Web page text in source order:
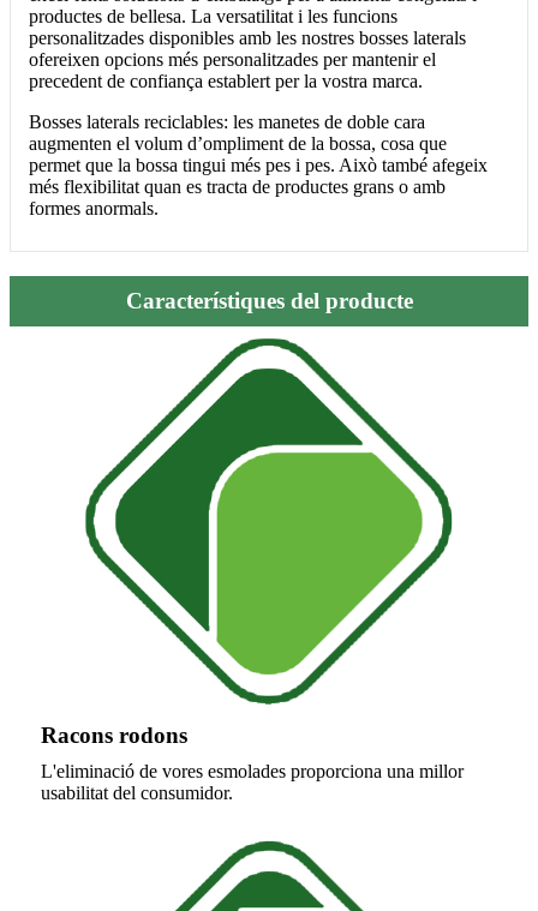
productes de bellesa. La versatilitat i les funcions
personalitzades disponibles amb les nostres bosses laterals
ofereixen opcions més personalitzades per mantenir el
precedent de confiança establert per la vostra marca.
Bosses laterals reciclables: les manetes de doble cara
augmenten el volum d’ompliment de la bossa, cosa que
permet que la bossa tingui més pes i pes. Això també afegeix
més flexibilitat quan es tracta de productes grans o amb
formes anormals.
Característiques del producte
Racons rodons
L'eliminació de vores esmolades proporciona una millor
usabilitat del consumidor.